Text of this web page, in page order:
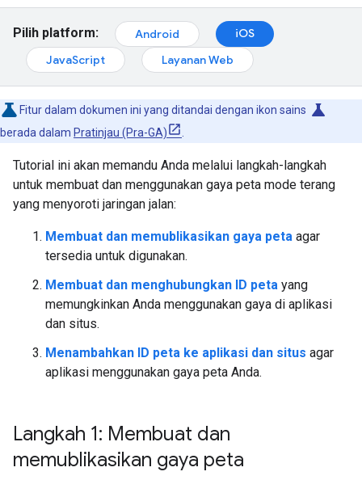
Pilih platform: Android
iOS
JavaScript
Layanan Web
Fitur dalam dokumen ini yang ditandai dengan ikon sains science
berada dalam Pratinjau (Pra-GA)
Tutorial ini akan memandu Anda melalui langkah-langkah
untuk membuat dan menggunakan gaya peta mode terang
yang menyoroti jaringan jalan:
Membuat dan memublikasikan gaya peta agar
tersedia untuk digunakan.
Membuat dan menghubungkan ID peta yang
memungkinkan Anda menggunakan gaya di aplikasi
dan situs.
Menambahkan ID peta ke aplikasi dan situs agar
aplikasi menggunakan gaya peta Anda.
Langkah 1: Membuat dan
memublikasikan gaya peta